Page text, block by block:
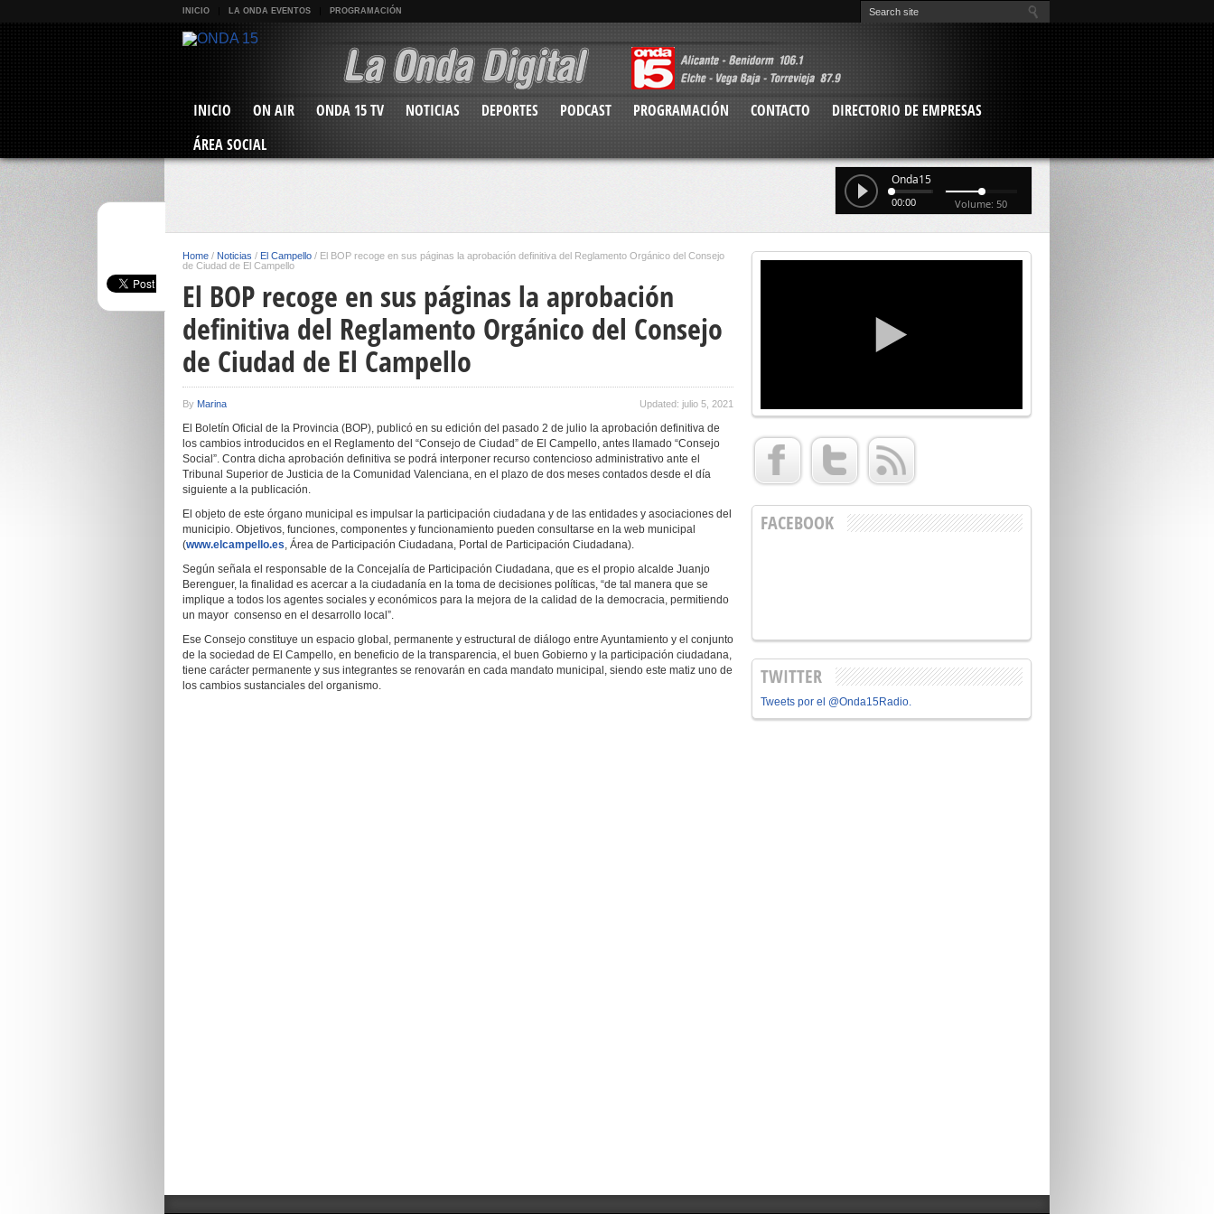
INICIO LA ONDA EVENTOS PROGRAMACIÓN
INICIO ON AIR ONDA 15 TV NOTICIAS DEPORTES PODCAST PROGRAMACIÓN CONTACTO
DIRECTORIO DE EMPRESAS
ÁREA SOCIAL
Onda15
00:00 Volume: 50
Home / Noticias / El Campello / El BOP recoge en sus páginas la aprobación definitiva del Reglamento Orgánico del Consejo
de Ciudad de El Campello
El BOP recoge en sus páginas la aprobación
definitiva del Reglamento Orgánico del Consejo
de Ciudad de El Campello
By Marina Updated: julio 5, 2021
El Boletín Oficial de la Provincia (BOP), publicó en su edición del pasado 2 de julio la aprobación definitiva de
los cambios introducidos en el Reglamento del “Consejo de Ciudad” de El Campello, antes llamado “Consejo
Social”. Contra dicha aprobación definitiva se podrá interponer recurso contencioso administrativo ante el
Tribunal Superior de Justicia de la Comunidad Valenciana, en el plazo de dos meses contados desde el día
siguiente a la publicación.
El objeto de este órgano municipal es impulsar la participación ciudadana y de las entidades y asociaciones del
municipio. Objetivos, funciones, componentes y funcionamiento pueden consultarse en la web municipal
(www.elcampello.es, Área de Participación Ciudadana, Portal de Participación Ciudadana).
Según señala el responsable de la Concejalía de Participación Ciudadana, que es el propio alcalde Juanjo
Berenguer, la finalidad es acercar a la ciudadanía en la toma de decisiones políticas, “de tal manera que se
implique a todos los agentes sociales y económicos para la mejora de la calidad de la democracia, permitiendo
un mayor consenso en el desarrollo local”.
Ese Consejo constituye un espacio global, permanente y estructural de diálogo entre Ayuntamiento y el conjunto
de la sociedad de El Campello, en beneficio de la transparencia, el buen Gobierno y la participación ciudadana,
tiene carácter permanente y sus integrantes se renovarán en cada mandato municipal, siendo este matiz uno de
los cambios sustanciales del organismo.
FACEBOOK
TWITTER
Tweets por el @Onda15Radio.